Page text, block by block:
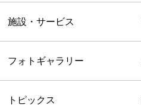
施設・サービス
フォトギャラリー
トピックス